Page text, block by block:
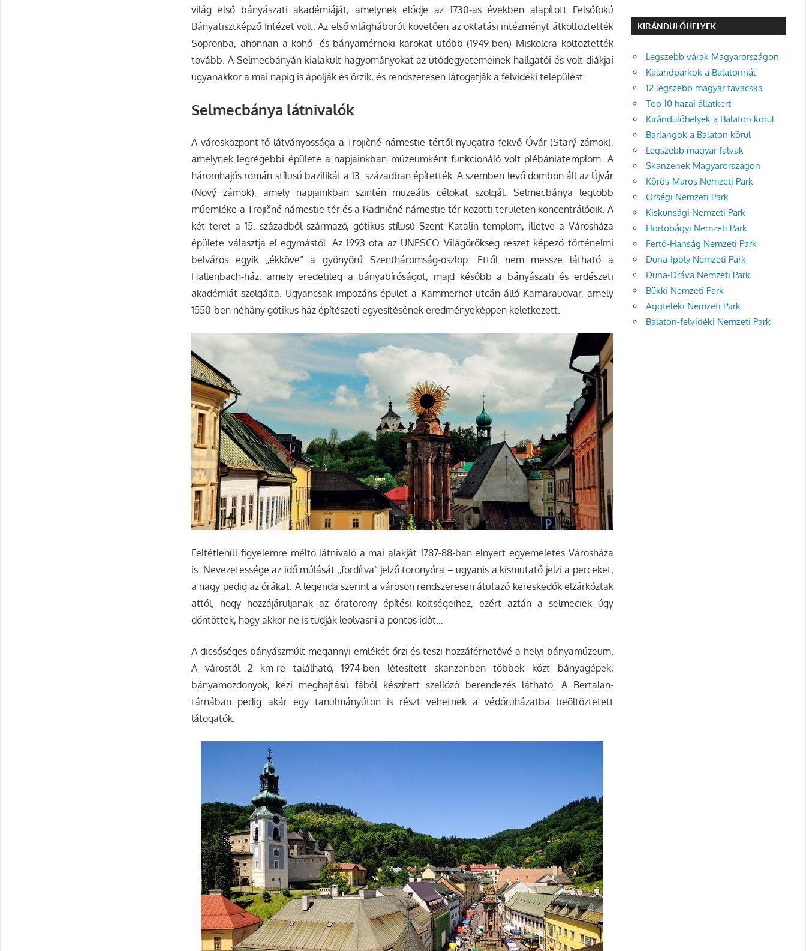
világ első bányászati akadémiáját, amelynek elődje az 1730-as években alapított Felsőfokú
Bányatisztképző Intézet volt. Az első világháborút követően az oktatási intézményt átköltöztették
Sopronba, ahonnan a kohó- és bányamérnöki karokat utóbb (1949-ben) Miskolcra költöztették
tovább. A Selmecbányán kialakult hagyományokat az utódegyetemeinek hallgatói és volt diákjai
ugyanakkor a mai napig is ápolják és őrzik, és rendszeresen látogatják a felvidéki települést.
Selmecbánya látnivalók
A városközpont fő látványossága a Trojičné námestie tértől nyugatra fekvő Óvár (Starý zámok),
amelynek legrégebbi épülete a napjainkban múzeumként funkcionáló volt plébániatemplom. A
háromhajós román stílusú bazilikát a 13. században építették. A szemben levő dombon áll az Újvár
(Nový zámok), amely napjainkban szintén muzeális célokat szolgál. Selmecbánya legtöbb
műemléke a Trojičné námestie tér és a Radničné námestie tér közötti területen koncentrálódik. A
két teret a 15. századból származó, gótikus stílusú Szent Katalin templom, illetve a Városháza
épülete választja el egymástól. Az 1993 óta az UNESCO Világörökség részét képező történelmi
belváros egyik „ékköve” a gyönyörű Szentháromság-oszlop. Ettől nem messze látható a
Hallenbach-ház, amely eredetileg a bányabíróságot, majd később a bányászati és erdészeti
akadémiát szolgálta. Ugyancsak impozáns épület a Kammerhof utcán álló Kamaraudvar, amely
1550-ben néhány gótikus ház építészeti egyesítésének eredményeképpen keletkezett.
Feltétlenül figyelemre méltó látnivaló a mai alakját 1787-88-ban elnyert egyemeletes Városháza
is. Nevezetessége az idő múlását „fordítva” jelző toronyóra – ugyanis a kismutató jelzi a perceket,
a nagy pedig az órákat. A legenda szerint a városon rendszeresen átutazó kereskedők elzárkóztak
attól, hogy hozzájáruljanak az óratorony építési költségeihez, ezért aztán a selmeciek úgy
döntöttek, hogy akkor ne is tudják leolvasni a pontos időt…
A dicsőséges bányászmúlt megannyi emlékét őrzi és teszi hozzáférhetővé a helyi bányamúzeum.
A várostól 2 km-re található, 1974-ben létesített skanzenben többek közt bányagépek,
bányamozdonyok, kézi meghajtású fából készített szellőző berendezés látható. A Bertalan-
tárnában pedig akár egy tanulmányúton is részt vehetnek a védőruházatba beöltöztetett
látogatók.
KIRÁNDULÓHELYEK
Legszebb várak Magyarországon
Kalandparkok a Balatonnál
12 legszebb magyar tavacska
Top 10 hazai állatkert
Kirándulóhelyek a Balaton körül
Barlangok a Balaton körül
Legszebb magyar falvak
Skanzenek Magyarországon
Körös-Maros Nemzeti Park
Őrségi Nemzeti Park
Kiskunsági Nemzeti Park
Hortobágyi Nemzeti Park
Fertő-Hanság Nemzeti Park
Duna-Ipoly Nemzeti Park
Duna-Dráva Nemzeti Park
Bükki Nemzeti Park
Aggteleki Nemzeti Park
Balaton-felvidéki Nemzeti Park